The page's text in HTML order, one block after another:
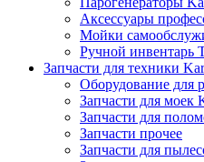
Аксессуары
Мойки
Ручной инвентарь
Запчасти для техники
Оборудование для
Запчасти для моек
Запчасти для
Запчасти прочее
Запчасти для